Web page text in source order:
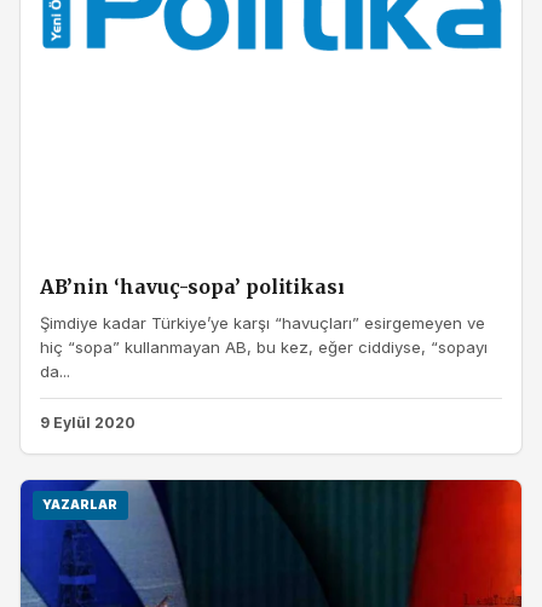
AB’nin ‘havuç-sopa’ politikası
Şimdiye kadar Türkiye’ye karşı “havuçları” esirgemeyen ve
hiç “sopa” kullanmayan AB, bu kez, eğer ciddiyse, “sopayı
da...
9 Eylül 2020
YAZARLAR